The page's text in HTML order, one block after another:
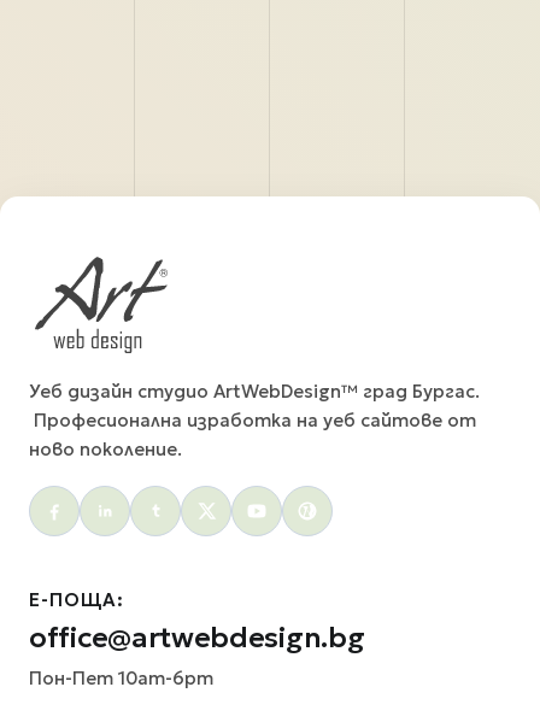
Уеб дизайн студио ArtWebDesign™ град Бургас.
Професионална изработка на уеб сайтове от
ново поколение.
Social menu
Е-ПОЩА:
office@artwebdesign.bg
Пон-Пет 10am-6pm